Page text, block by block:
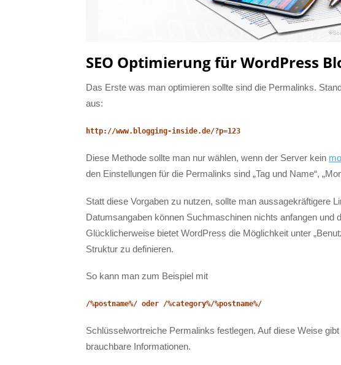
SEO Optimierung für WordPress
Das Erste was man optimieren sollte sind die Permalinks.
aus:
http://www.blogging-inside.de/?p=123
Diese Methode sollte man nur wählen, wenn der Server kein
den Einstellungen für die Permalinks sind „Tag und Name“,
Statt diese Vorgaben zu nutzen, sollte man aussagekräftigere
Datumsangaben können Suchmaschinen nichts anfangen und
Glücklicherweise bietet WordPress die Möglichkeit unter
Struktur zu definieren.
So kann man zum Beispiel mit
/%postname%/ oder /%category%/%postname%/
Schlüsselwortreiche Permalinks festlegen. Auf diese Weise
brauchbare Informationen.